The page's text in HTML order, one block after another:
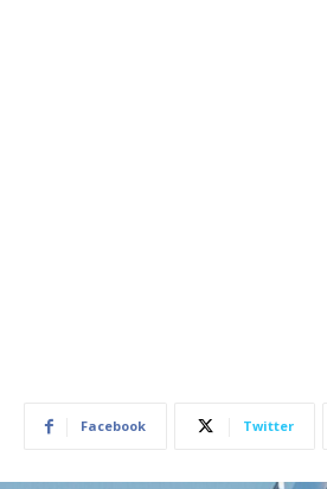
Facebook Twitter